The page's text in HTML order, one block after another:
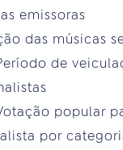
emissoras
das músicas
de
popular
por